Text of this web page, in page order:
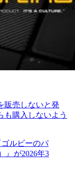
販売しないと発
も購入しないよう